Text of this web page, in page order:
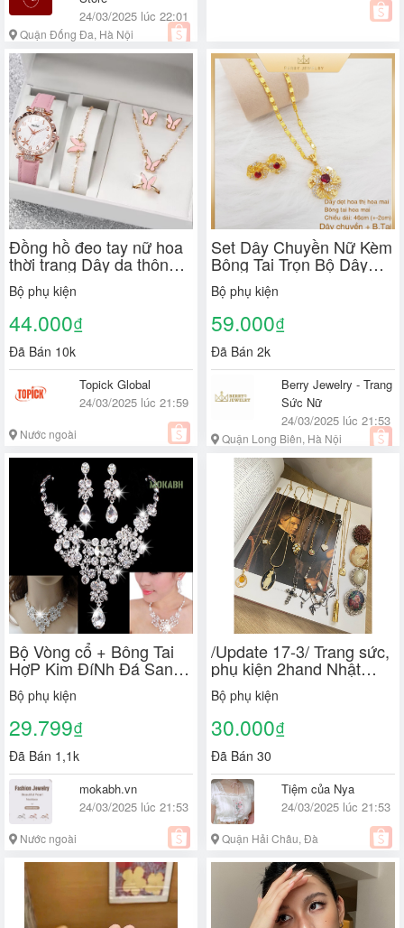
24/03/2025 lúc 22:01
Quận Đống Đa, Hà Nội
Đồng hồ đeo tay nữ hoa
thời trang Dây da thông
thường Đồng hồ thạch
anh Bộ quà tặng trang
sức
Bộ phụ kiện
44.000₫
Đã Bán 10k
Topick Global
24/03/2025 lúc 21:59
Nước ngoài
Set Dây Chuyền Nữ Kèm
Bông Tai Trọn Bộ Dây
Dẹt Hoa Thị To Kèm Mặt
Hoa Mai Đính Đá Sang
Trọng
Bộ phụ kiện
59.000₫
Đã Bán 2k
Berry Jewelry - Trang
Sức Nữ
24/03/2025 lúc 21:53
Quận Long Biên, Hà Nội
Bộ Vòng cổ + Bông Tai
HợP Kim ĐíNh Đá Sang
TrọNg
Bộ phụ kiện
29.799₫
Đã Bán 1,1k
mokabh.vn
24/03/2025 lúc 21:53
Nước ngoài
/Update 17-3/ Trang sức,
phụ kiện 2hand Nhật
<100k
Bộ phụ kiện
30.000₫
Đã Bán 30
Tiệm của Nya
24/03/2025 lúc 21:53
Quận Hải Châu, Đà